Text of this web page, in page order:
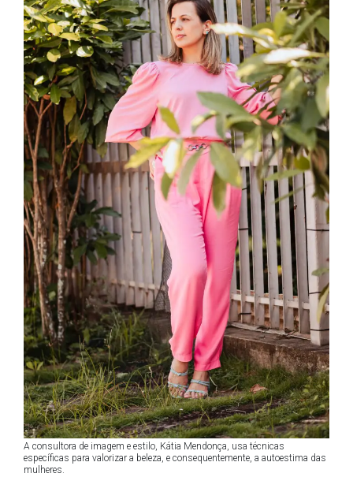
A consultora de imagem e estilo, Kátia Mendonça, usa técnicas
específicas para valorizar a beleza, e consequentemente, a autoestima das
mulheres.